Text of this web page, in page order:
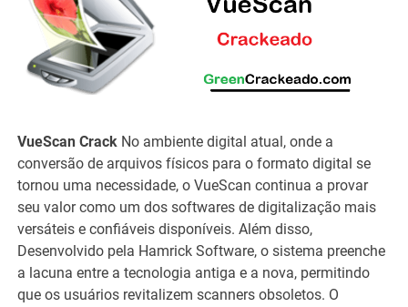
VueScan Crack No ambiente digital atual, onde a
conversão de arquivos físicos para o formato digital se
tornou uma necessidade, o VueScan continua a provar
seu valor como um dos softwares de digitalização mais
versáteis e confiáveis ​​disponíveis. Além disso,
Desenvolvido pela Hamrick Software, o sistema preenche
a lacuna entre a tecnologia antiga e a nova, permitindo
que os usuários revitalizem scanners obsoletos. O